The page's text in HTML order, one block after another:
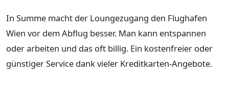
In Summe macht der Loungezugang den Flughafen
Wien vor dem Abflug besser. Man kann entspannen
oder arbeiten und das oft billig. Ein kostenfreier oder
günstiger Service dank vieler Kreditkarten-Angebote.